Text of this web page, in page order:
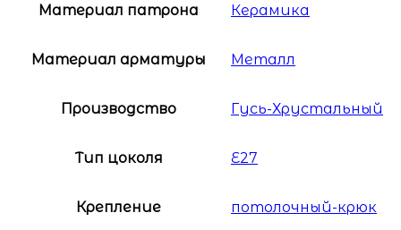
Материал патрона Керамика
Материал арматуры Металл
Производство Гусь-Хрустальный
Тип цоколя E27
Крепление потолочный-крюк